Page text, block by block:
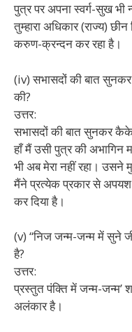
पुत्र पर अपना स्वर्ग-सुख भी
तुम्हारा अधिकार (राज्य)
करुण-क्रन्दन कर रहा है।
(iv) सभासदों की बात
की?
उत्तर:
सभासदों की बात सुनकर
हाँ मैं उसी पुत्र की अभागिन
भी अब मेरा नहीं रहा। उसने
मैंने प्रत्येक प्रकार से
कर दिया है।
(v) “निज जन्म-जन्म में सुने
है?
उत्तर:
प्रस्तुत पंक्ति में जन्म-जन्म’
अलंकार है।